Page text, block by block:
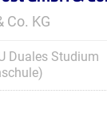
Co. KG
Duales Studium